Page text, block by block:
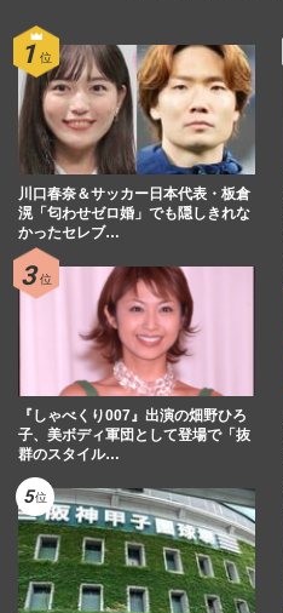
川口春奈＆サッカー日本代表・板倉
滉「匂わせゼロ婚」でも隠しきれな
かったセレブ…
『しゃべくり007』出演の畑野ひろ
子、美ボディ軍団として登場で「抜
群のスタイル…